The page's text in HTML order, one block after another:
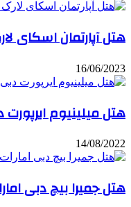
هتل آپارتمان اسکای
16/06/2023
هتل میلینیوم ایرپورت
14/08/2022
هتل جمیرا بیچ دبی